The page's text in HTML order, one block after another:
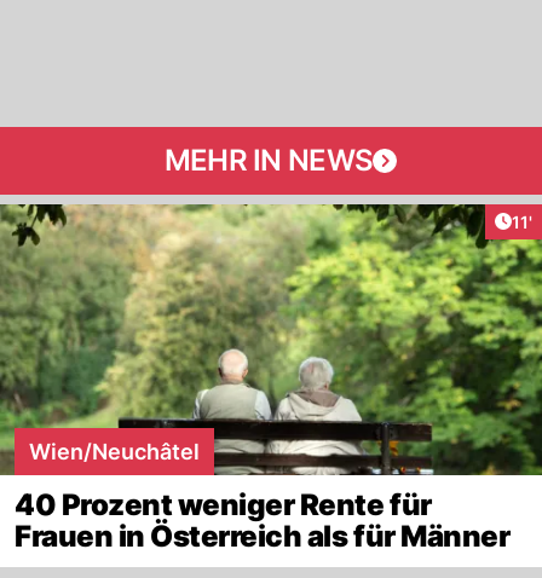
MEHR IN NEWS
11'
Wien/Neuchâtel
40 Prozent weniger Rente für
Frauen in Österreich als für Männer